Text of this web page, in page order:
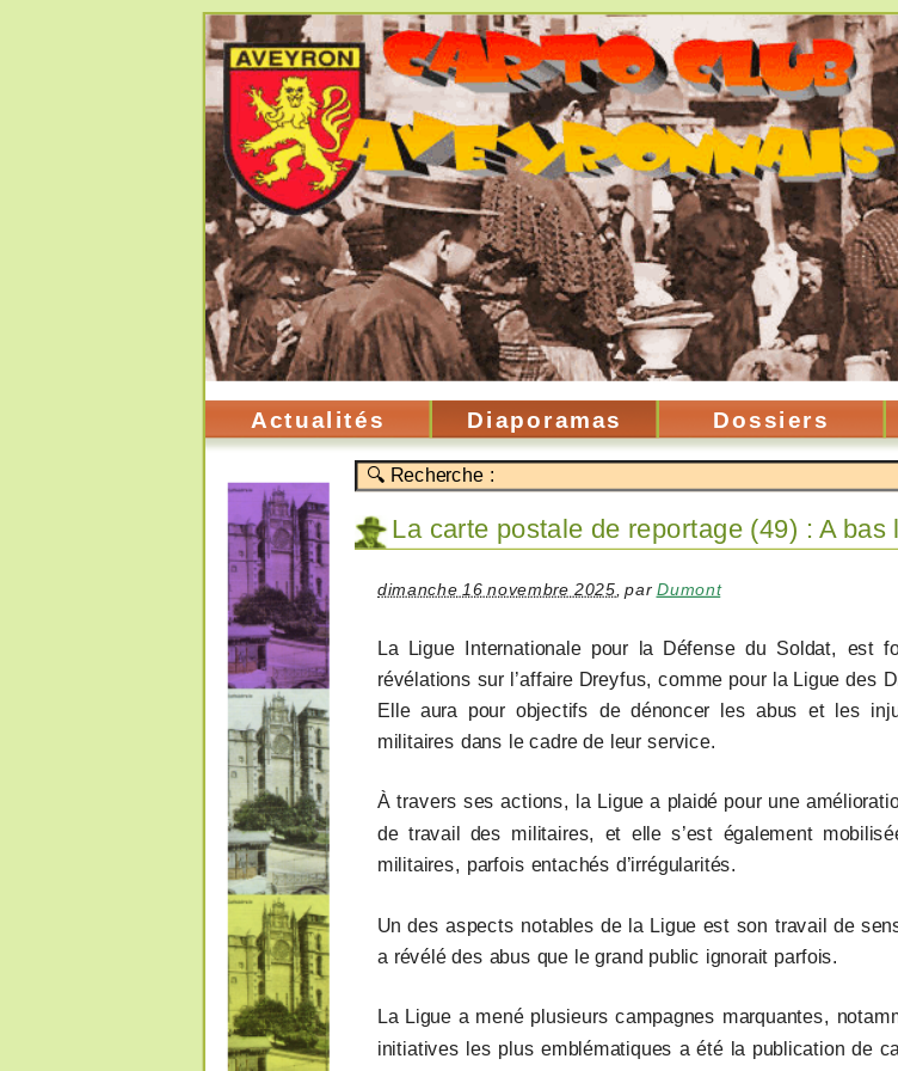
Actualités Diaporamas Dossiers
La carte postale de reportage (49) : A bas
dimanche 16 novembre 2025 ,par Dumont
La Ligue Internationale pour la Défense du Soldat, est
révélations sur l’affaire Dreyfus, comme pour la Ligue des
Elle aura pour objectifs de dénoncer les abus et les
militaires dans le cadre de leur service.
À travers ses actions, la Ligue a plaidé pour une
de travail des militaires, et elle s’est également
militaires, parfois entachés d’irrégularités.
Un des aspects notables de la Ligue est son travail de
a révélé des abus que le grand public ignorait parfois.
La Ligue a mené plusieurs campagnes marquantes,
initiatives les plus emblématiques a été la publication de